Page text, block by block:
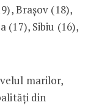
Brașov (18),
(17), Sibiu (16),
marilor,
din